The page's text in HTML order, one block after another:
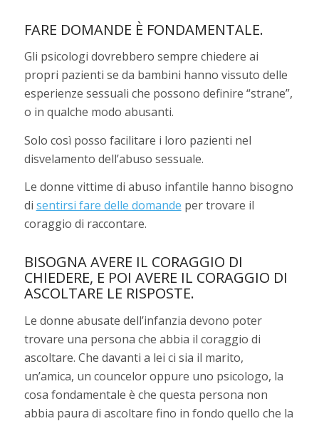
FARE DOMANDE È FONDAMENTALE.
Gli psicologi dovrebbero sempre chiedere ai
propri pazienti se da bambini hanno vissuto delle
esperienze sessuali che possono definire “strane”,
o in qualche modo abusanti.
Solo così posso facilitare i loro pazienti nel
disvelamento dell’abuso sessuale.
Le donne vittime di abuso infantile hanno bisogno
di sentirsi fare delle domande per trovare il
coraggio di raccontare.
BISOGNA AVERE IL CORAGGIO DI
CHIEDERE, E POI AVERE IL CORAGGIO DI
ASCOLTARE LE RISPOSTE.
Le donne abusate dell’infanzia devono poter
trovare una persona che abbia il coraggio di
ascoltare. Che davanti a lei ci sia il marito,
un’amica, un councelor oppure uno psicologo, la
cosa fondamentale è che questa persona non
abbia paura di ascoltare fino in fondo quello che la